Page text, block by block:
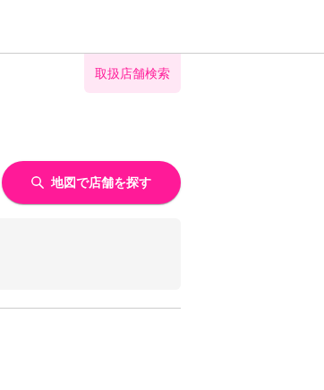
取扱店舗検索
地図で店舗を探す